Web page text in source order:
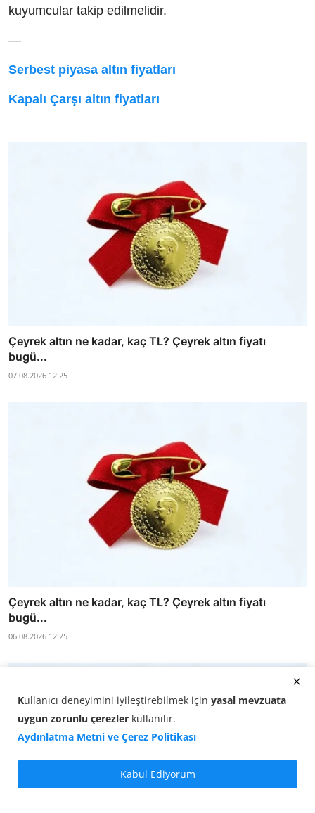
kuyumcular takip edilmelidir.
—
Serbest piyasa altın fiyatları
Kapalı Çarşı altın fiyatları
Çeyrek altın ne kadar, kaç TL? Çeyrek altın fiyatı
bugü...
07.08.2026 12:25
Çeyrek altın ne kadar, kaç TL? Çeyrek altın fiyatı
bugü...
06.08.2026 12:25
Kullanıcı deneyimini iyileştirebilmek için yasal mevzuata
uygun zorunlu çerezler kullanılır.
Aydınlatma Metni ve Çerez Politikası
Kabul Ediyorum